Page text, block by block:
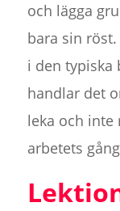
och lägga
bara sin
i den typiska
handlar det
leka och inte
arbetets